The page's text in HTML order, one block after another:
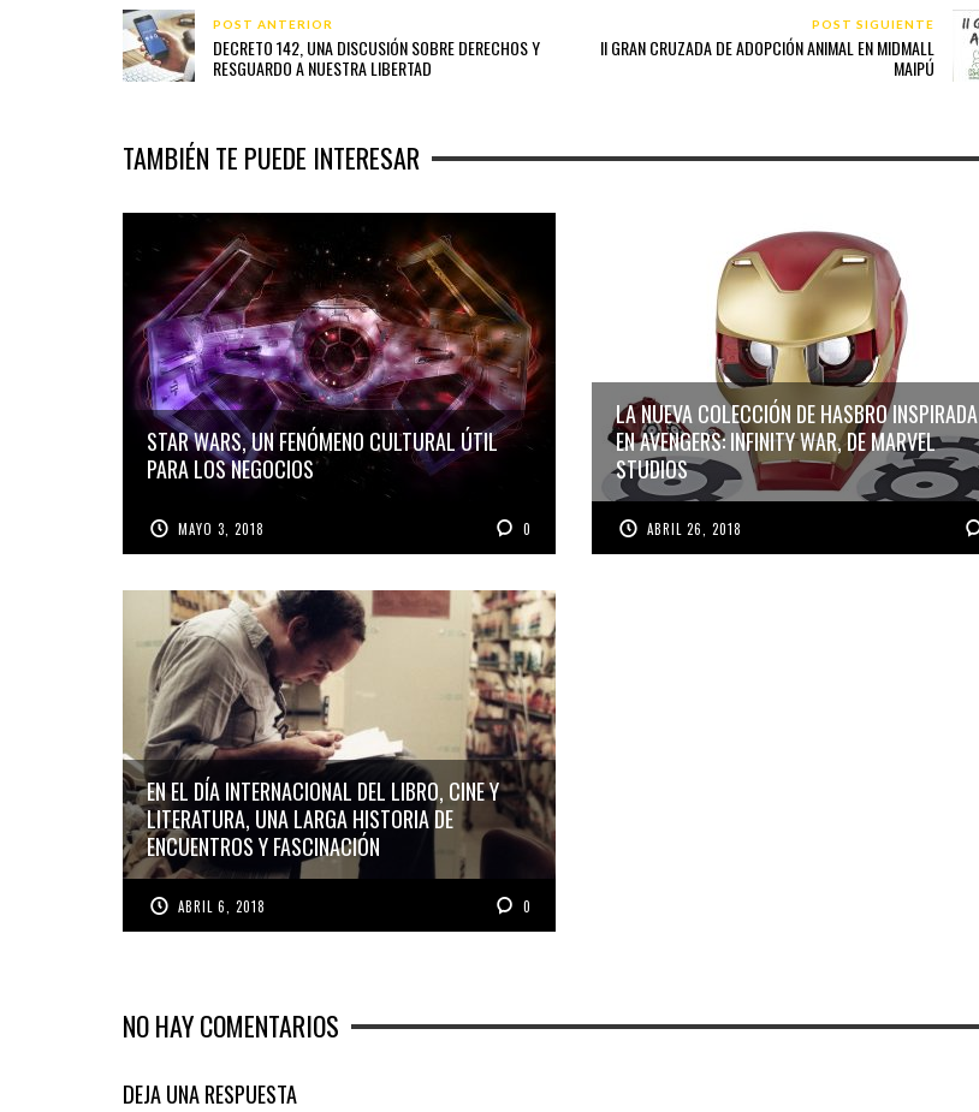
POST ANTERIOR
DECRETO 142, UNA DISCUSIÓN SOBRE DERECHOS Y
RESGUARDO A NUESTRA LIBERTAD
POST SIGUIENTE
II GRAN CRUZADA DE ADOPCIÓN ANIMAL EN MIDMALL
MAIPÚ
TAMBIÉN TE PUEDE INTERESAR
STAR WARS, UN FENÓMENO CULTURAL ÚTIL
PARA LOS NEGOCIOS
MAYO 3, 2018 0
LA NUEVA COLECCIÓN DE HASBRO INSPIRADA
EN AVENGERS: INFINITY WAR, DE MARVEL
STUDIOS
ABRIL 26, 2018
EN EL DÍA INTERNACIONAL DEL LIBRO, CINE Y
LITERATURA, UNA LARGA HISTORIA DE
ENCUENTROS Y FASCINACIÓN
ABRIL 6, 2018 0
NO HAY COMENTARIOS
DEJA UNA RESPUESTA